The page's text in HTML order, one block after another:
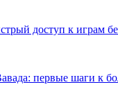
доступ к играм
первые шаги к